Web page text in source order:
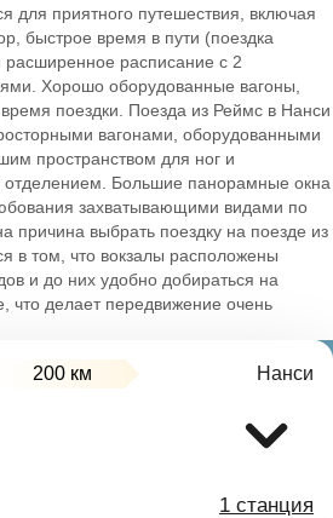
для приятного путешествия, включая
быстрое время в пути (поездка
расширенное расписание с 2
Хорошо оборудованные вагоны,
поездки. Поезда из Реймс в Нанси
вагонами, оборудованными
пространством для ног и
Большие панорамные окна
захватывающими видами по
причина выбрать поездку на поезде из
в том, что вокзалы расположены
и до них удобно добираться на
что делает передвижение очень
200 км Нанси
1 станция